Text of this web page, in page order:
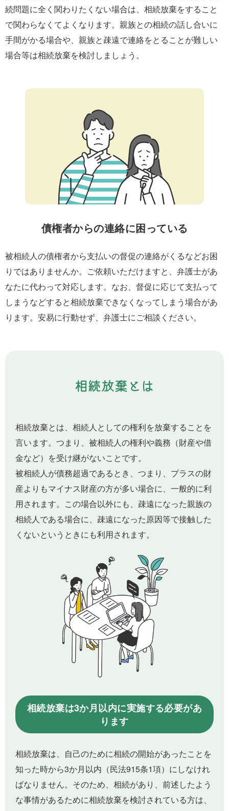
続問題に全く関わりたくない場合は、相続放棄をすること
で関わらなくてよくなります。親族との相続の話し合いに
手間がかる場合や、親族と疎遠で連絡をとることが難しい
場合等は相続放棄を検討しましょう。
債権者からの連絡に困っている
被相続人の債権者から支払いの督促の連絡がくるなどお困
りではありませんか。ご依頼いただけますと、弁護士があ
なたに代わって対応します。なお、督促に応じて支払って
しまうなどすると相続放棄できなくなってしまう場合があ
ります。安易に行動せず、弁護士にご相談ください。
相続放棄とは
相続放棄とは、相続人としての権利を放棄することを
言います。つまり、被相続人の権利や義務（財産や借
金など）を受け継がないことです。
被相続人が債務超過であるとき、つまり、プラスの財
産よりもマイナス財産の方が多い場合に、一般的に利
用されます。この場合以外にも、疎遠になった親族の
相続人である場合に、疎遠になった原因等で接触した
くないというときにも利用されます。
相続放棄は3か月以内に実施する必要があ
ります
相続放棄は、自己のために相続の開始があったことを
知った時から3か月以内（民法915条1項）にしなけれ
ばなりません。そのため、相続があり、前述したよう
な事情があるために相続放棄を検討されている方は、